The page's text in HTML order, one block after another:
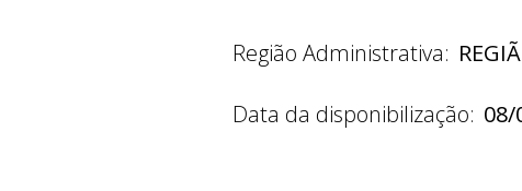
Região Administrativa:
Data da disponibilização: 08/